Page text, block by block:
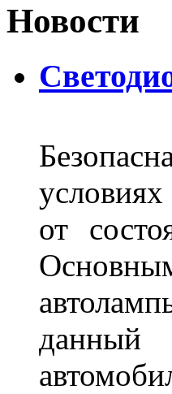
Новости
от